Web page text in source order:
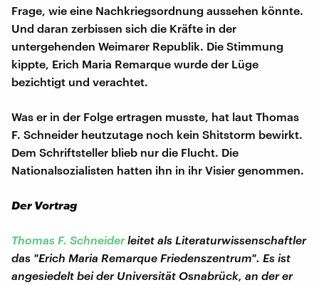
Frage, wie eine Nachkriegsordnung aussehen könnte.
Und daran zerbissen sich die Kräfte in der
untergehenden Weimarer Republik. Die Stimmung
kippte, Erich Maria Remarque wurde der Lüge
bezichtigt und verachtet.
Was er in der Folge ertragen musste, hat laut Thomas
F. Schneider heutzutage noch kein Shitstorm bewirkt.
Dem Schriftsteller blieb nur die Flucht. Die
Nationalsozialisten hatten ihn in ihr Visier genommen.
Der Vortrag
Thomas F. Schneiderleitet als Literaturwissenschaftler
das "Erich Maria Remarque Friedenszentrum". Es ist
angesiedelt bei der Universität Osnabrück, an der er